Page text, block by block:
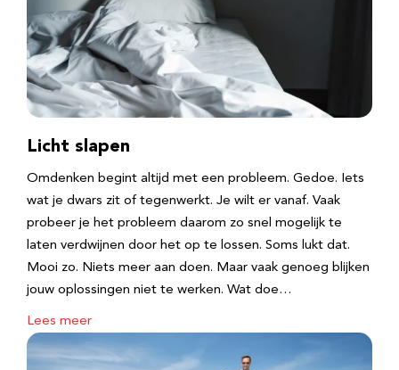
Licht slapen
Omdenken begint altijd met een probleem. Gedoe. Iets
wat je dwars zit of tegenwerkt. Je wilt er vanaf. Vaak
probeer je het probleem daarom zo snel mogelijk te
laten verdwijnen door het op te lossen. Soms lukt dat.
Mooi zo. Niets meer aan doen. Maar vaak genoeg blijken
jouw oplossingen niet te werken. Wat doe…
Lees meer